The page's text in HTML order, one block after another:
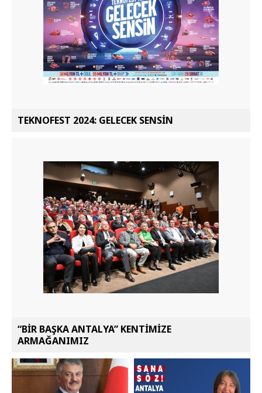
TEKNOFEST 2024: GELECEK SENSİN
“BİR BAŞKA ANTALYA” KENTİMİZE
ARMAĞANIMIZ